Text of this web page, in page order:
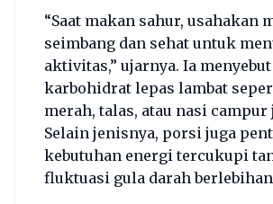
“Saat makan sahur, usahakan
seimbang dan sehat untuk
aktivitas,” ujarnya. Ia
karbohidrat lepas lambat
merah, talas, atau nasi campur
Selain jenisnya, porsi juga
kebutuhan energi tercukupi
fluktuasi gula darah